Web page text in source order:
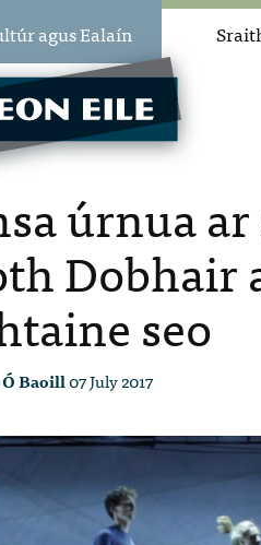
agus Ealaín
úrnua
Dobhair
seo
Ó Baoill07 July 2017